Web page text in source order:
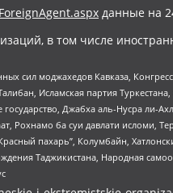
данные на
в том числе
моджахедов Кавказа,
Исламская партия
государство, Джабха аль-Нусра
Рохнамо ба суи давлати исломи,
пахарь”, Колумбайн,
Таджикистана, Народная